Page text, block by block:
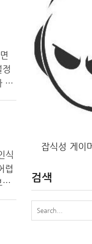
나
식
렵
잡식성 게이
검색